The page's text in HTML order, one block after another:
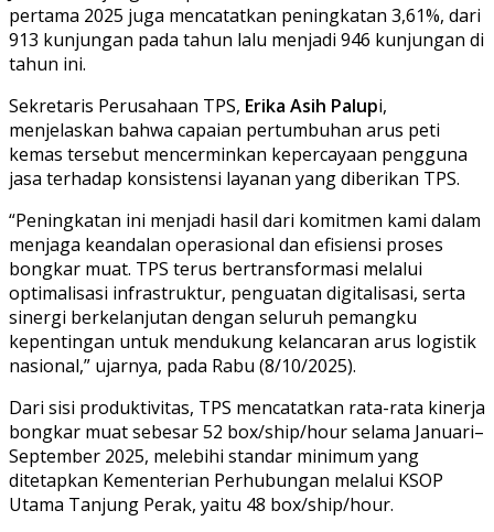
pertama 2025 juga mencatatkan peningkatan 3,61%, dari
913 kunjungan pada tahun lalu menjadi 946 kunjungan di
tahun ini.
Sekretaris Perusahaan TPS, Erika Asih Palupi,
menjelaskan bahwa capaian pertumbuhan arus peti
kemas tersebut mencerminkan kepercayaan pengguna
jasa terhadap konsistensi layanan yang diberikan TPS.
“Peningkatan ini menjadi hasil dari komitmen kami dalam
menjaga keandalan operasional dan efisiensi proses
bongkar muat. TPS terus bertransformasi melalui
optimalisasi infrastruktur, penguatan digitalisasi, serta
sinergi berkelanjutan dengan seluruh pemangku
kepentingan untuk mendukung kelancaran arus logistik
nasional,” ujarnya, pada Rabu (8/10/2025).
Dari sisi produktivitas, TPS mencatatkan rata-rata kinerja
bongkar muat sebesar 52 box/ship/hour selama Januari–
September 2025, melebihi standar minimum yang
ditetapkan Kementerian Perhubungan melalui KSOP
Utama Tanjung Perak, yaitu 48 box/ship/hour.